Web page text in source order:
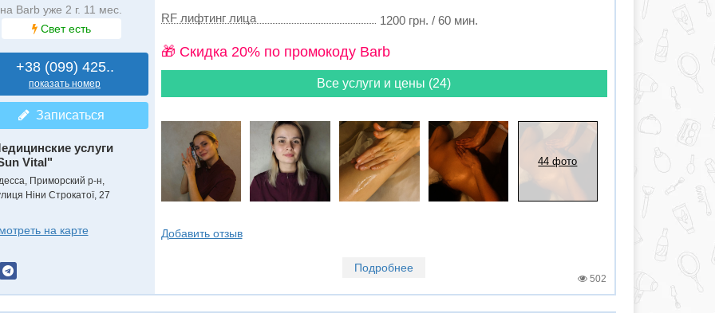
на Barb уже 2 г. 11 мес.
Свет есть
+38 (099) 425..
показать номер
Записаться
услуги
Vital"
Приморский р-н,
Ніни Строкатої, 27
на карте
RF лифтинг лица 1200 грн. / 60 мин.
🎁 Cкидка 20% по промокоду Barb
Все услуги и цены (24)
44 фото
Добавить отзыв
Подробнее
502